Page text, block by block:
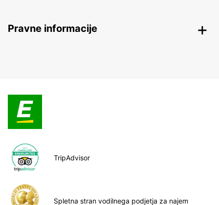
Pravne informacije
TripAdvisor
Spletna stran vodilnega podjetja za najem